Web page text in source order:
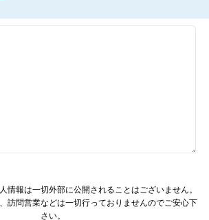
情報は一切外部に公開されることはございません。
訪問営業などは一切行っておりませんのでご安心下
さい。